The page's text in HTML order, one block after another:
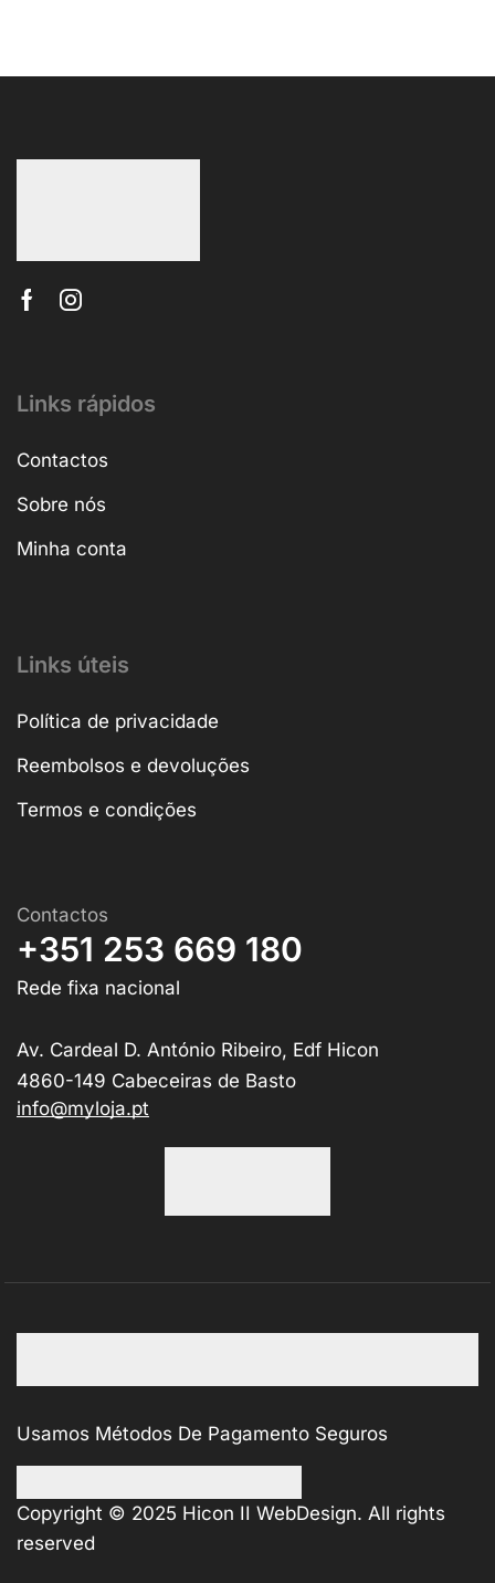
Links rápidos
Contactos
Sobre nós
Minha conta
Links úteis
Política de privacidade
Reembolsos e devoluções
Termos e condições
Contactos
+351 253 669 180
Rede fixa nacional
Av. Cardeal D. António Ribeiro, Edf Hicon
4860-149 Cabeceiras de Basto
info@myloja.pt
Usamos Métodos De Pagamento Seguros
Copyright © 2025 Hicon II WebDesign. All rights
reserved